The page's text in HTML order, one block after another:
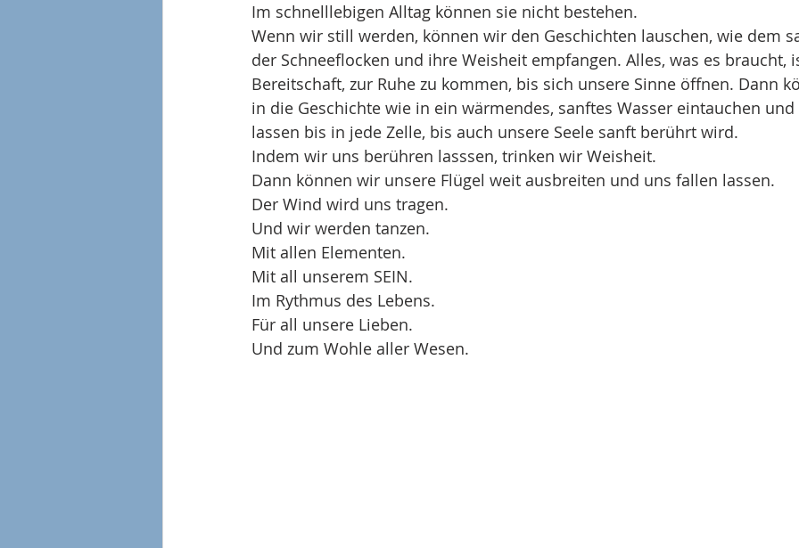
Im schnelllebigen Alltag können sie nicht bestehen.
Wenn wir still werden, können wir den Geschichten lauschen, wie dem
der Schneeflocken und ihre Weisheit empfangen. Alles, was es braucht,
Bereitschaft, zur Ruhe zu kommen, bis sich unsere Sinne öffnen. Dann
in die Geschichte wie in ein wärmendes, sanftes Wasser eintauchen
lassen bis in jede Zelle, bis auch unsere Seele sanft berührt wird.
Indem wir uns berühren lasssen, trinken wir Weisheit.
Dann können wir unsere Flügel weit ausbreiten und uns fallen lassen.
Der Wind wird uns tragen.
Und wir werden tanzen.
Mit allen Elementen.
Mit all unserem SEIN.
Im Rythmus des Lebens.
Für all unsere Lieben.
Und zum Wohle aller Wesen.